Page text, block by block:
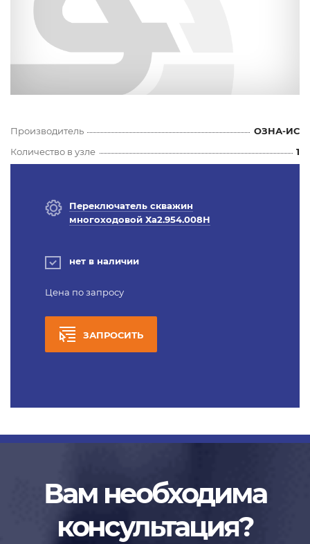
Производитель
ОЗНА-ИС
Количество в узле
1
Переключатель скважин
многоходовой Ха2.954.008Н
нет в наличии
Цена по запросу
ЗАПРОСИТЬ
Вам необходима
консультация?